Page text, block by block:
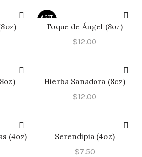
AGOT
LEER MÁS
Toque de Ángel​ (8oz)
$12.00
AÑADIR AL CARRITO
Hierba Sanadora​ (8oz)
$12.00
(4oz)
AÑADIR AL CARRITO
Serendipia (4oz)
$7.50